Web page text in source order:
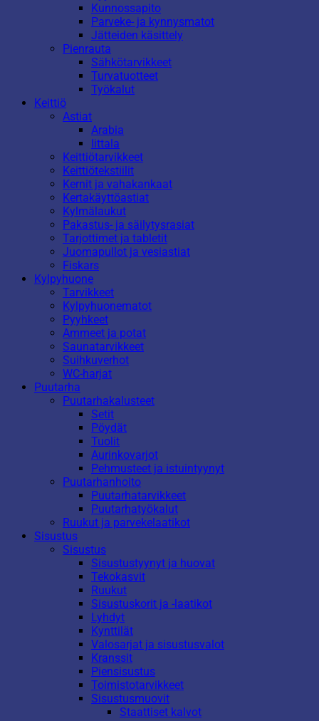
Kunnossapito
Parveke- ja kynnysmatot
Jätteiden käsittely
Pienrauta
Sähkötarvikkeet
Turvatuotteet
Työkalut
Keittiö
Astiat
Arabia
Iittala
Keittiötarvikkeet
Keittiötekstiilit
Kernit ja vahakankaat
Kertakäyttöastiat
Kylmälaukut
Pakastus- ja säilytysrasiat
Tarjottimet ja tabletit
Juomapullot ja vesiastiat
Fiskars
Kylpyhuone
Tarvikkeet
Kylpyhuonematot
Pyyhkeet
Ammeet ja potat
Saunatarvikkeet
Suihkuverhot
WC-harjat
Puutarha
Puutarhakalusteet
Setit
Pöydät
Tuolit
Aurinkovarjot
Pehmusteet ja istuintyynyt
Puutarhanhoito
Puutarhatarvikkeet
Puutarhatyökalut
Ruukut ja parvekelaatikot
Sisustus
Sisustus
Sisustustyynyt ja huovat
Tekokasvit
Ruukut
Sisustuskorit ja -laatikot
Lyhdyt
Kynttilät
Valosarjat ja sisustusvalot
Kranssit
Piensisustus
Toimistotarvikkeet
Sisustusmuovit
Staattiset kalvot